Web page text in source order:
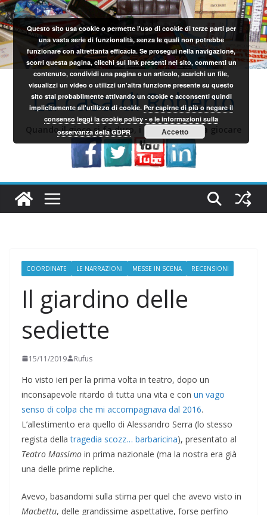
Salta
al
contenuto
La casa di Roberto
Quando il gioco si fa duro, i sardi iniziano a giocare
COORDINATE LE NARRAZIONI MESSE IN SCENA RECENSIONI
Il giardino delle
sediette
15/11/2019 Rufus
Ho visto ieri per la prima volta in teatro, dopo un
inconsapevole ritardo di tutta una vita e con un vago
senso di colpa che mi accompagnava dal 2016.
L’allestimento era quello di Alessandro Serra (lo stesso
regista dellatragedia scozz… barbaricina), presentato al
Teatro Massimo in prima nazionale (ma la nostra era già
una delle prime repliche.
Avevo, basandomi sulla stima per quel che avevo visto in
Macbettu, delle grandissime aspettative, forse perfino
Questo sito usa cookie o permette l'uso di cookie di terze parti per
una vasta serie di funzionalità, senza le quali non potrebbe
funzionare con altrettanta efficacia. Se prosegui nella navigazione,
scorri questa pagina, clicchi sui link presenti nel sito, commenti un
contenuto, condividi una pagina o un articolo, scarichi un file,
visualizzi un video o utilizzi un'altra funzione presente su questo
sito stai probabilmente attivando un cookie e acconsenti quindi
implicitamente all'utilizzo di cookie.Per capirne di più o negare il
consenso leggi la cookie policy - e le informazioni sulla
osservanza della GDPR
Accetto